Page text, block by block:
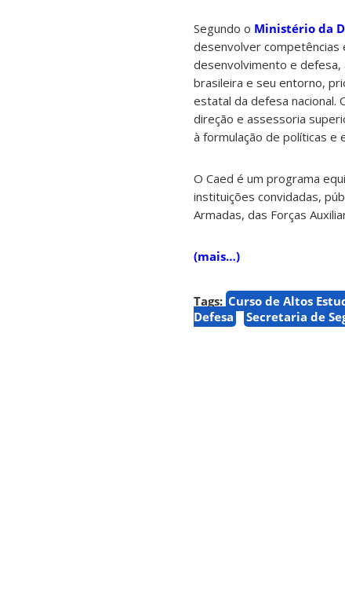
Segundo o Ministério da
desenvolver competências
desenvolvimento e
brasileira e seu entorno,
estatal da defesa nacional.
direção e assessoria
à formulação de políticas e
O Caed é um programa
instituições convidadas,
Armadas, das Forças
(mais…)
Tags: Curso de Altos
Defesa
Secretaria de